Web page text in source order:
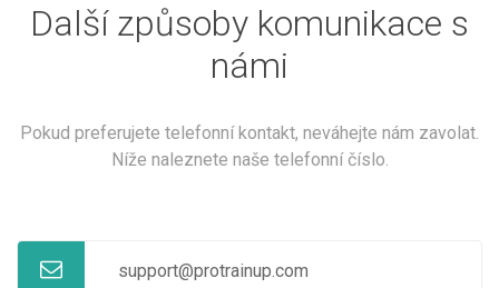
Další způsoby komunikace s
námi
Pokud preferujete telefonní kontakt, neváhejte nám zavolat.
Níže naleznete naše telefonní číslo.
support@protrainup.com